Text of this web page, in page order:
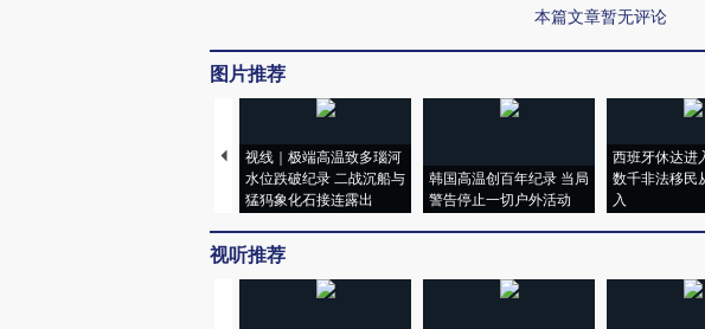
本篇文章暂无评论
图片推荐
视线｜极端高温致多瑙河
水位跌破纪录 二战沉船与
猛犸象化石接连露出
韩国高温创百年纪录 当局
警告停止一切户外活动
西班牙休达进
数千非法移民
入
视听推荐